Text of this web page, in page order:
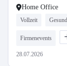
Home Office
Vollzeit
Firmenevents
28.07.2026